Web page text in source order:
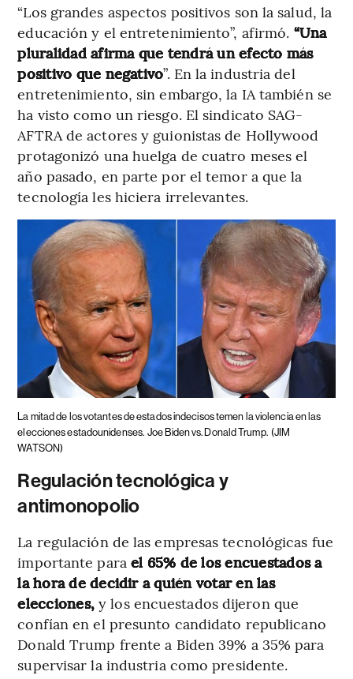
“Los grandes aspectos positivos son la salud, la
educación y el entretenimiento”, afirmó. “Una
pluralidad afirma que tendrá un efecto más
positivo que negativo”. En la industria del
entretenimiento, sin embargo, la IA también se
ha visto como un riesgo. El sindicato SAG-
AFTRA de actores y guionistas de Hollywood
protagonizó una huelga de cuatro meses el
año pasado, en parte por el temor a que la
tecnología les hiciera irrelevantes.
La mitad de los votantes de estados indecisos temen la violencia en las
elecciones estadounidenses. Joe Biden vs. Donald Trump. (JIM
WATSON)
Regulación tecnológica y
antimonopolio
La regulación de las empresas tecnológicas fue
importante para el 65% de los encuestados a
la hora de decidir a quién votar en las
elecciones, y los encuestados dijeron que
confían en el presunto candidato republicano
Donald Trump frente a Biden 39% a 35% para
supervisar la industria como presidente.